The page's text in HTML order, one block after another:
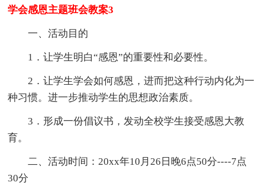
学会感恩主题班会教案3
一、活动目的
1．让学生明白“感恩”的重要性和必要性。
2．让学生学会如何感恩，进而把这种行动内化为一
种习惯。进一步推动学生的思想政治素质。
3．形成一份倡议书，发动全校学生接受感恩大教
育。
二、活动时间：20xx年10月26日晚6点50分----7点
30分